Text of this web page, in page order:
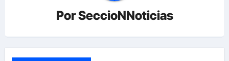
PorSeccioNNoticias